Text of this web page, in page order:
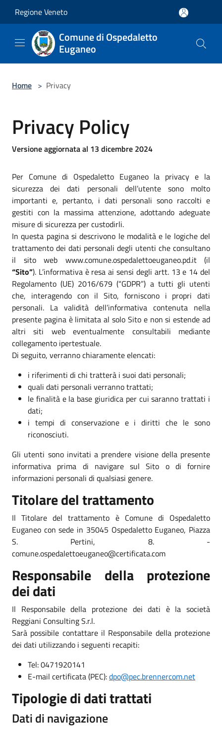
Regione Veneto
Comune di Ospedaletto
Euganeo
Home > Privacy
Privacy Policy
Versione aggiornata al 13 dicembre 2024
Per Comune di Ospedaletto Euganeo la privacy e la
sicurezza dei dati personali dell’utente sono molto
importanti e, pertanto, i dati personali sono raccolti e
gestiti con la massima attenzione, adottando adeguate
misure di sicurezza per custodirli.
In questa pagina si descrivono le modalità e le logiche del
trattamento dei dati personali degli utenti che consultano
il sito web www.comune.ospedalettoeuganeo.pd.it (il
“Sito”). L’informativa è resa ai sensi degli artt. 13 e 14 del
Regolamento (UE) 2016/679 (“GDPR”) a tutti gli utenti
che, interagendo con il Sito, forniscono i propri dati
personali. La validità dell’informativa contenuta nella
presente pagina è limitata al solo Sito e non si estende ad
altri siti web eventualmente consultabili mediante
collegamento ipertestuale.
Di seguito, verranno chiaramente elencati:
i riferimenti di chi tratterà i suoi dati personali;
quali dati personali verranno trattati;
le finalità e la base giuridica per cui saranno trattati i
dati;
i tempi di conservazione e i diritti che le sono
riconosciuti.
Gli utenti sono invitati a prendere visione della presente
informativa prima di navigare sul Sito o di fornire
informazioni personali di qualsiasi genere.
Titolare del trattamento
Il Titolare del trattamento è Comune di Ospedaletto
Euganeo con sede in 35045 Ospedaletto Euganeo, Piazza
S. Pertini, 8. -
comune.ospedalettoeuganeo@certificata.com
Responsabile della protezione
dei dati
Il Responsabile della protezione dei dati è la società
Reggiani Consulting S.r.l.
Sarà possibile contattare il Responsabile della protezione
dei dati utilizzando i seguenti recapiti:
Tel: 0471920141
E-mail certificata (PEC):dpo@pec.brennercom.net
Tipologie di dati trattati
Dati di navigazione